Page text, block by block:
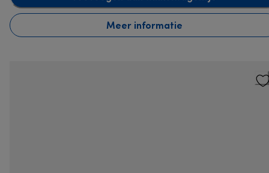
Meer informatie